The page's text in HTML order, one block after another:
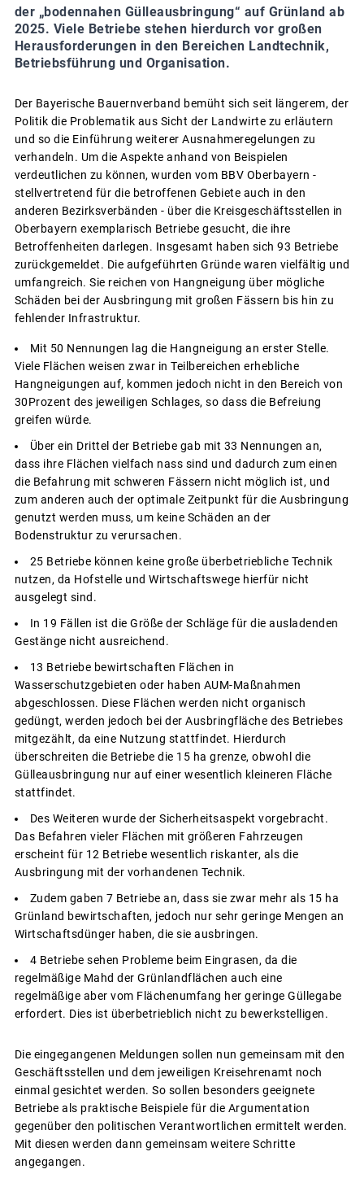
der „bodennahen Gülleausbringung“ auf Grünland ab
2025. Viele Betriebe stehen hierdurch vor großen
Herausforderungen in den Bereichen Landtechnik,
Betriebsführung und Organisation.
Der Bayerische Bauernverband bemüht sich seit längerem, der
Politik die Problematik aus Sicht der Landwirte zu erläutern
und so die Einführung weiterer Ausnahmeregelungen zu
verhandeln. Um die Aspekte anhand von Beispielen
verdeutlichen zu können, wurden vom BBV Oberbayern -
stellvertretend für die betroffenen Gebiete auch in den
anderen Bezirksverbänden - über die Kreisgeschäftsstellen in
Oberbayern exemplarisch Betriebe gesucht, die ihre
Betroffenheiten darlegen. Insgesamt haben sich 93 Betriebe
zurückgemeldet. Die aufgeführten Gründe waren vielfältig und
umfangreich. Sie reichen von Hangneigung über mögliche
Schäden bei der Ausbringung mit großen Fässern bis hin zu
fehlender Infrastruktur.
Mit 50 Nennungen lag die Hangneigung an erster Stelle.
Viele Flächen weisen zwar in Teilbereichen erhebliche
Hangneigungen auf, kommen jedoch nicht in den Bereich von
30Prozent des jeweiligen Schlages, so dass die Befreiung
greifen würde.
Über ein Drittel der Betriebe gab mit 33 Nennungen an,
dass ihre Flächen vielfach nass sind und dadurch zum einen
die Befahrung mit schweren Fässern nicht möglich ist, und
zum anderen auch der optimale Zeitpunkt für die Ausbringung
genutzt werden muss, um keine Schäden an der
Bodenstruktur zu verursachen.
25 Betriebe können keine große überbetriebliche Technik
nutzen, da Hofstelle und Wirtschaftswege hierfür nicht
ausgelegt sind.
In 19 Fällen ist die Größe der Schläge für die ausladenden
Gestänge nicht ausreichend.
13 Betriebe bewirtschaften Flächen in
Wasserschutzgebieten oder haben AUM-Maßnahmen
abgeschlossen. Diese Flächen werden nicht organisch
gedüngt, werden jedoch bei der Ausbringfläche des Betriebes
mitgezählt, da eine Nutzung stattfindet. Hierdurch
überschreiten die Betriebe die 15 ha grenze, obwohl die
Gülleausbringung nur auf einer wesentlich kleineren Fläche
stattfindet.
Des Weiteren wurde der Sicherheitsaspekt vorgebracht.
Das Befahren vieler Flächen mit größeren Fahrzeugen
erscheint für 12 Betriebe wesentlich riskanter, als die
Ausbringung mit der vorhandenen Technik.
Zudem gaben 7 Betriebe an, dass sie zwar mehr als 15 ha
Grünland bewirtschaften, jedoch nur sehr geringe Mengen an
Wirtschaftsdünger haben, die sie ausbringen.
4 Betriebe sehen Probleme beim Eingrasen, da die
regelmäßige Mahd der Grünlandflächen auch eine
regelmäßige aber vom Flächenumfang her geringe Güllegabe
erfordert. Dies ist überbetrieblich nicht zu bewerkstelligen.
Die eingegangenen Meldungen sollen nun gemeinsam mit den
Geschäftsstellen und dem jeweiligen Kreisehrenamt noch
einmal gesichtet werden. So sollen besonders geeignete
Betriebe als praktische Beispiele für die Argumentation
gegenüber den politischen Verantwortlichen ermittelt werden.
Mit diesen werden dann gemeinsam weitere Schritte
angegangen.